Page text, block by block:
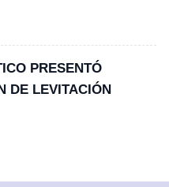
PRESENTÓ
DE LEVITACIÓN